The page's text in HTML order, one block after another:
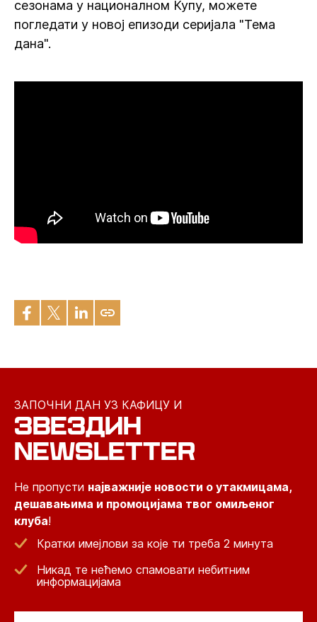
сезонама у националном Купу, можете
погледати у новој епизоди серијала "Тема
дана".
ЗАПОЧНИ ДАН УЗ КАФИЦУ И
ЗВЕЗДИН
NEWSLETTER
Не пропусти најважније новости о утакмицама,
дешавањима и промоцијама твог омиљеног
клуба!
Кратки имејлови за које ти треба 2 минута
Никад те нећемо спамовати небитним
информацијама